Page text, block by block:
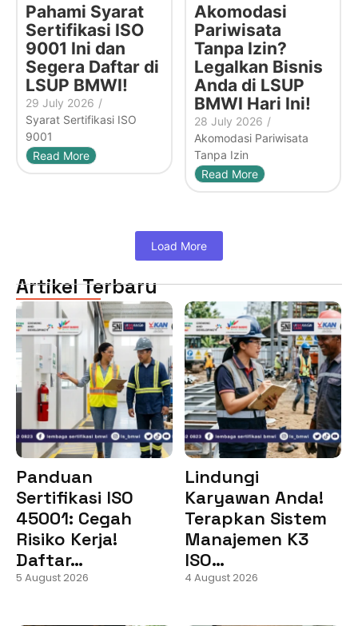
Pahami Syarat
Sertifikasi ISO
9001 Ini dan
Segera Daftar di
LSUP BMWI!
29 July 2026 /
Syarat Sertifikasi ISO
9001
Read More
Akomodasi
Pariwisata
Tanpa Izin?
Legalkan Bisnis
Anda di LSUP
BMWI Hari Ini!
28 July 2026 /
Akomodasi Pariwisata
Tanpa Izin
Read More
Load More
Artikel Terbaru
Panduan
Sertifikasi ISO
45001: Cegah
Risiko Kerja!
Daftar…
5 August 2026
Lindungi
Karyawan Anda!
Terapkan Sistem
Manajemen K3
ISO…
4 August 2026